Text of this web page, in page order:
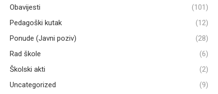
Obavijesti
(101)
Pedagoški kutak
(12)
Ponude (Javni poziv)
(28)
Rad škole
(6)
Školski akti
(2)
Uncategorized
(9)